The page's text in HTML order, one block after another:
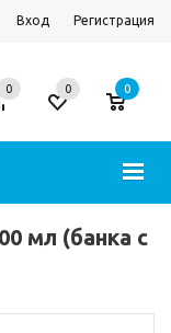
Вход Регистрация
0 0 0
мл (банка с